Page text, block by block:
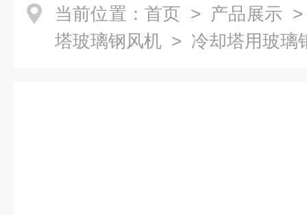
当前位置： 首页 > 产品展示
塔玻璃钢风机 > 冷却塔用玻璃